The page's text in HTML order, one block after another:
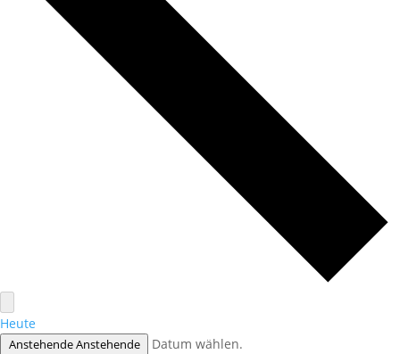
Heute
AnstehendeAnstehende Datum wählen.